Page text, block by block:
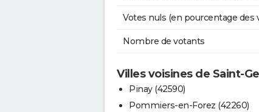
Votes nuls (en pourcentage des
Nombre de votants
Villes voisines de Saint-
Pinay (42590)
Pommiers-en-Forez (42260)